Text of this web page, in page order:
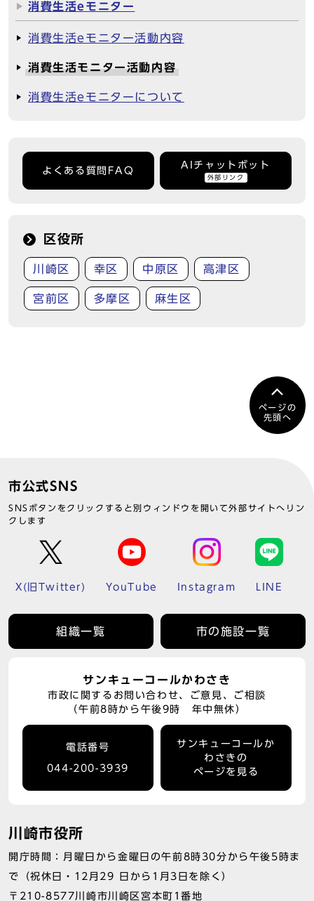
消費生活eモニター
消費生活eモニター活動内容
消費生活モニター活動内容
消費生活eモニターについて
よくある質問FAQ
AIチャットボット
外部リンク
区役所
川崎区 幸区 中原区 高津区
宮前区 多摩区 麻生区
ページの
先頭へ
市公式SNS
SNSボタンをクリックすると別ウィンドウを開いて外部サイトへリン
クします
X(旧Twitter) YouTube Instagram LINE
組織一覧 市の施設一覧
サンキューコールかわさき
市政に関するお問い合わせ、ご意見、ご相談
（午前8時から午後9時 年中無休）
電話番号
044-200-3939
サンキューコールか
わさきの
ページを見る
川崎市役所
開庁時間：月曜日から金曜日の午前8時30分から午後5時ま
で（祝休日・12月29 日から1月3日を除く）
〒210-8577川崎市川崎区宮本町1番地